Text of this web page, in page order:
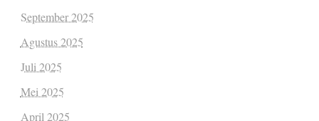
September 2025
Agustus 2025
Juli 2025
Mei 2025
April 2025